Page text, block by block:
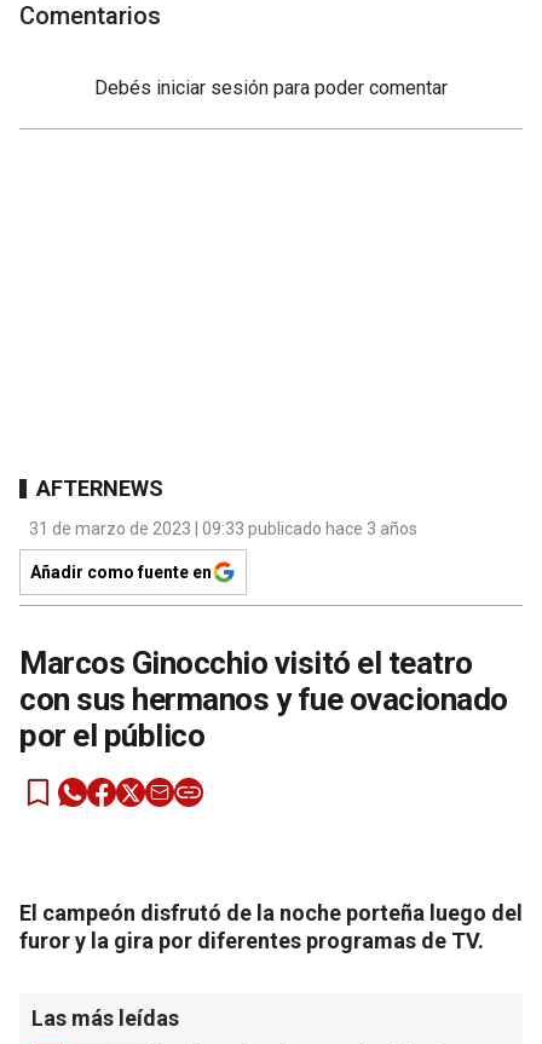
Comentarios
Debés iniciar sesión para poder comentar
AFTERNEWS
31 de marzo de 2023 | 09:33 publicado hace 3 años
Añadir como fuente en
Marcos Ginocchio visitó el teatro
con sus hermanos y fue ovacionado
por el público
El campeón disfrutó de la noche porteña luego del
furor y la gira por diferentes programas de TV.
Las más leídas